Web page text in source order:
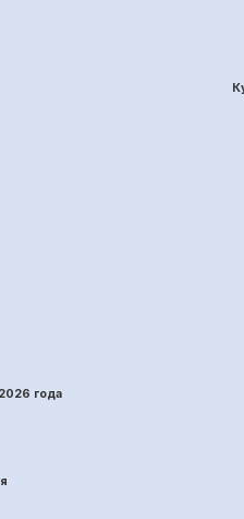
6 года